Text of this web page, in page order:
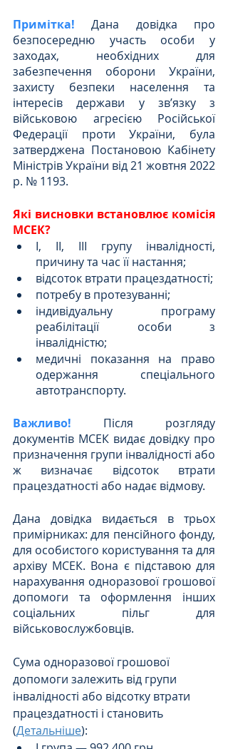
Примітка! Дана довідка про
безпосередню участь особи у
заходах, необхідних для
забезпечення оборони України,
захисту безпеки населення та
інтересів держави у зв’язку з
військовою агресією Російської
Федерації проти України, була
затверджена Постановою Кабінету
Міністрів України від 21 жовтня 2022
р. № 1193.
Які висновки встановлює комісія
МСЕК?
І, ІІ, ІІІ групу інвалідності,
причину та час її настання;
відсоток втрати працездатності;
потребу в протезуванні;
індивідуальну програму
реабілітації особи з
інвалідністю;
медичні показання на право
одержання спеціального
автотранспорту.
Важливо! Після розгляду
документів МСЕК видає довідку про
призначення групи інвалідності або
ж визначає відсоток втрати
працездатності або надає відмову.
Дана довідка видається в трьох
примірниках: для пенсійного фонду,
для особистого користування та для
архіву МСЕК. Вона є підставою для
нарахування одноразової грошової
допомоги та оформлення інших
соціальних пільг для
військовослужбовців.
Сума одноразової грошової
допомоги залежить від групи
інвалідності або відсотку втрати
працездатності і становить
(Детальніше):